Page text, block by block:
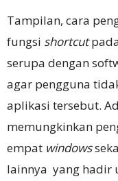
Tampilan, cara
fungsi shortcut
serupa dengan
agar pengguna
aplikasi tersebut.
memungkinkan
empat windows
lainnya yang hadir